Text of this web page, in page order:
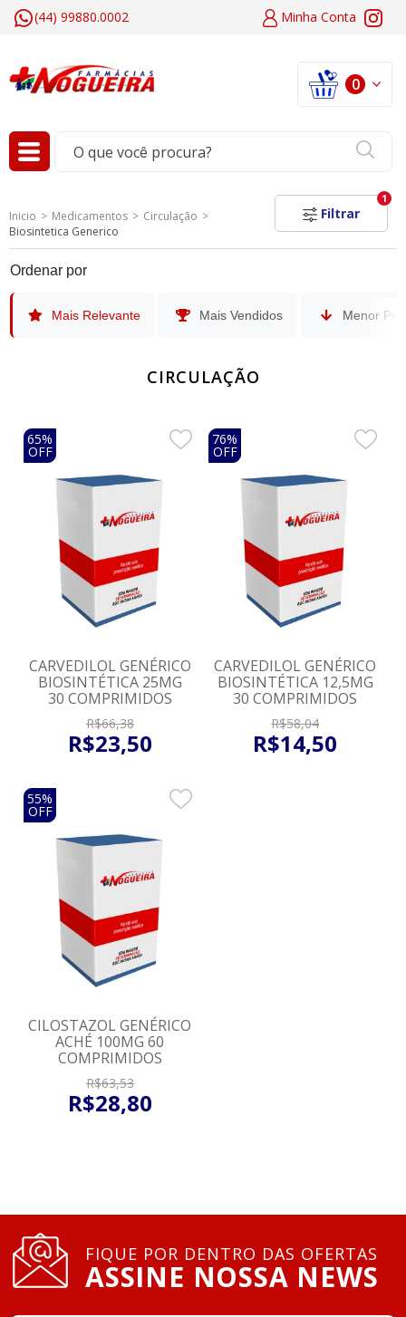
Minha Conta
(44) 99880.0002
0
Filtrar
1
Inicio Medicamentos
Circulação
Biosintetica Generico
Ordenar por
Mais Relevante Mais Vendidos Menor
CIRCULAÇÃO
65%
OFF
CARVEDILOL GENÉRICO
BIOSINTÉTICA 25MG
30 COMPRIMIDOS
R$66,38
R$23,50
76%
OFF
CARVEDILOL GENÉRICO
BIOSINTÉTICA 12,5MG
30 COMPRIMIDOS
R$58,04
R$14,50
55%
OFF
CILOSTAZOL GENÉRICO
ACHÉ 100MG 60
COMPRIMIDOS
R$63,53
R$28,80
FIQUE POR DENTRO DAS OFERTAS
ASSINE NOSSA NEWS